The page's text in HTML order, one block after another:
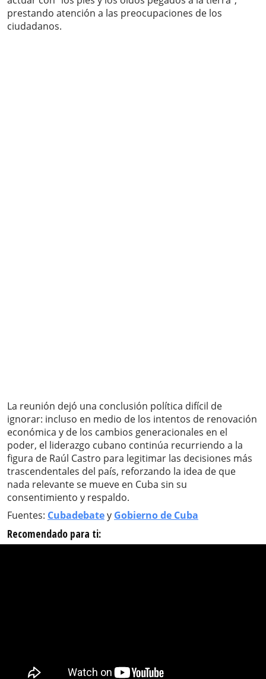
prestando atención a las preocupaciones de los
ciudadanos.
La reunión dejó una conclusión política difícil de
ignorar: incluso en medio de los intentos de renovación
económica y de los cambios generacionales en el
poder, el liderazgo cubano continúa recurriendo a la
figura de Raúl Castro para legitimar las decisiones más
trascendentales del país, reforzando la idea de que
nada relevante se mueve en Cuba sin su
consentimiento y respaldo.
Fuentes: Cubadebatey Gobierno de Cuba
Recomendado para ti: